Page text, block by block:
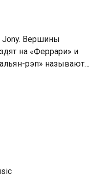
Jony. Вершины
на «Феррари» и
рэп» называют
стоит за ними?
Music Бахтияра
самую
прямо сейчас.